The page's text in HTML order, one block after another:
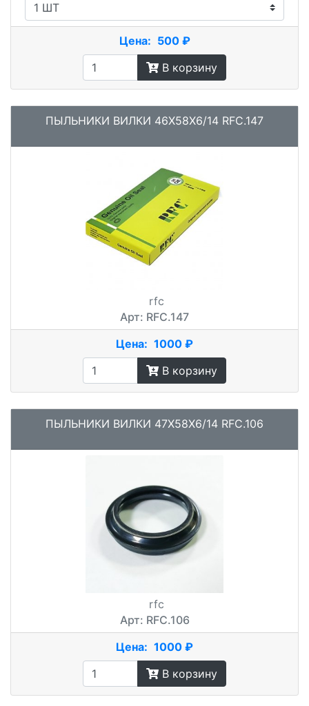
Цена: 500 ₽
В корзину
ПЫЛЬНИКИ ВИЛКИ 46X58X6/14 RFC.147
rfc
Арт: RFC.147
Цена: 1000 ₽
В корзину
ПЫЛЬНИКИ ВИЛКИ 47X58X6/14 RFC.106
rfc
Арт: RFC.106
Цена: 1000 ₽
В корзину